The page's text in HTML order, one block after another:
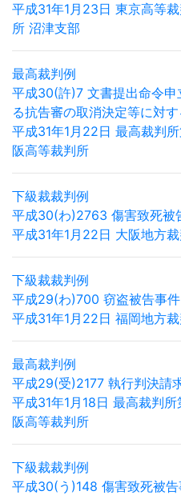
平成31年1月23日 東京高等
所 沼津支部
最高裁判例
平成30(許)7 文書提出命令
る抗告審の取消決定等に対
平成31年1月22日 最高裁判
阪高等裁判所
下級裁裁判例
平成30(わ)2763 傷害致死被
平成31年1月22日 大阪地方
下級裁裁判例
平成29(わ)700 窃盗被告事件
平成31年1月22日 福岡地方
最高裁判例
平成29(受)2177 執行判決請
平成31年1月18日 最高裁判
阪高等裁判所
下級裁裁判例
平成30(う)148 傷害致死被